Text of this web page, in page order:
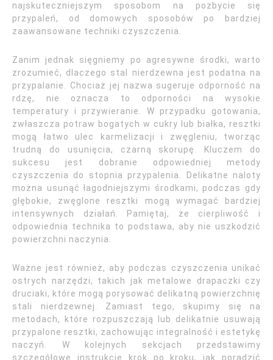
najskuteczniejszym sposobom na pozbycie się
przypaleń, od domowych sposobów po bardziej
zaawansowane techniki czyszczenia.
Zanim jednak sięgniemy po agresywne środki, warto
zrozumieć, dlaczego stal nierdzewna jest podatna na
przypalanie. Chociaż jej nazwa sugeruje odporność na
rdzę, nie oznacza to odporności na wysokie
temperatury i przywieranie. W przypadku gotowania,
zwłaszcza potraw bogatych w cukry lub białka, resztki
mogą łatwo ulec karmelizacji i zwęgleniu, tworząc
trudną do usunięcia, czarną skorupę. Kluczem do
sukcesu jest dobranie odpowiedniej metody
czyszczenia do stopnia przypalenia. Delikatne naloty
można usunąć łagodniejszymi środkami, podczas gdy
głębokie, zwęglone resztki mogą wymagać bardziej
intensywnych działań. Pamiętaj, że cierpliwość i
odpowiednia technika to podstawa, aby nie uszkodzić
powierzchni naczynia.
Ważne jest również, aby podczas czyszczenia unikać
ostrych narzędzi, takich jak metalowe drapaczki czy
druciaki, które mogą porysować delikatną powierzchnię
stali nierdzewnej. Zamiast tego, skupimy się na
metodach, które rozpuszczają lub delikatnie usuwają
przypalone resztki, zachowując integralność i estetykę
naczyń. W kolejnych sekcjach przedstawimy
szczegółowe instrukcje krok po kroku, jak poradzić